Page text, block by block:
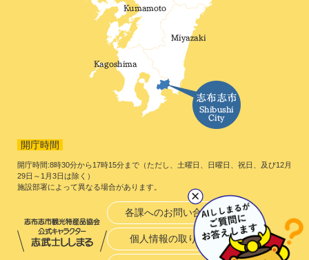
開庁時間
開庁時間:8時30分から17時15分まで（ただし、土曜日、日曜日、祝日、及び12月
29日～1月3日は除く）
施設部署によって異なる場合があります。
各課へのお問い合わせ
個人情報の取り扱い